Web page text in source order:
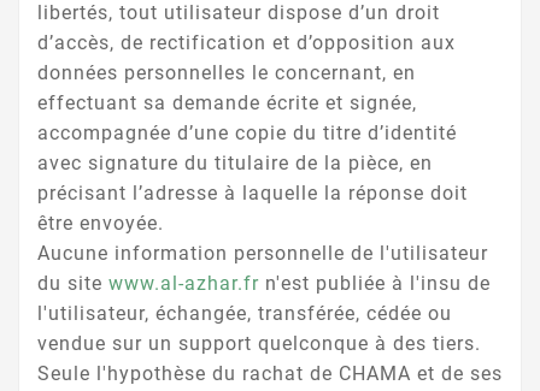
libertés, tout utilisateur dispose d’un droit
d’accès, de rectification et d’opposition aux
données personnelles le concernant, en
effectuant sa demande écrite et signée,
accompagnée d’une copie du titre d’identité
avec signature du titulaire de la pièce, en
précisant l’adresse à laquelle la réponse doit
être envoyée.
Aucune information personnelle de l'utilisateur
du site www.al-azhar.fr n'est publiée à l'insu de
l'utilisateur, échangée, transférée, cédée ou
vendue sur un support quelconque à des tiers.
Seule l'hypothèse du rachat de CHAMA et de ses